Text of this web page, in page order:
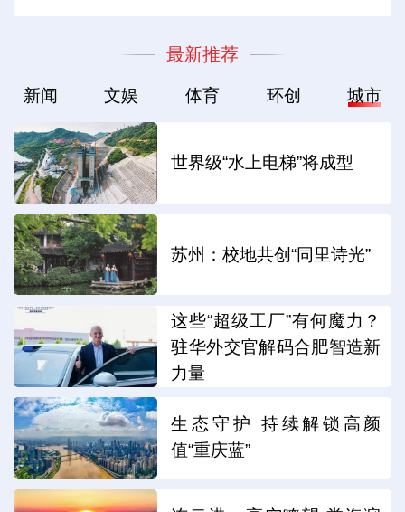
最新推荐
新闻 文娱 体育 环创 城市
世界级“水上电梯”将成型
苏州：校地共创“同里诗光”
这些“超级工厂”有何魔力？
驻华外交官解码合肥智造新
力量
生态守护 持续解锁高颜
值“重庆蓝”